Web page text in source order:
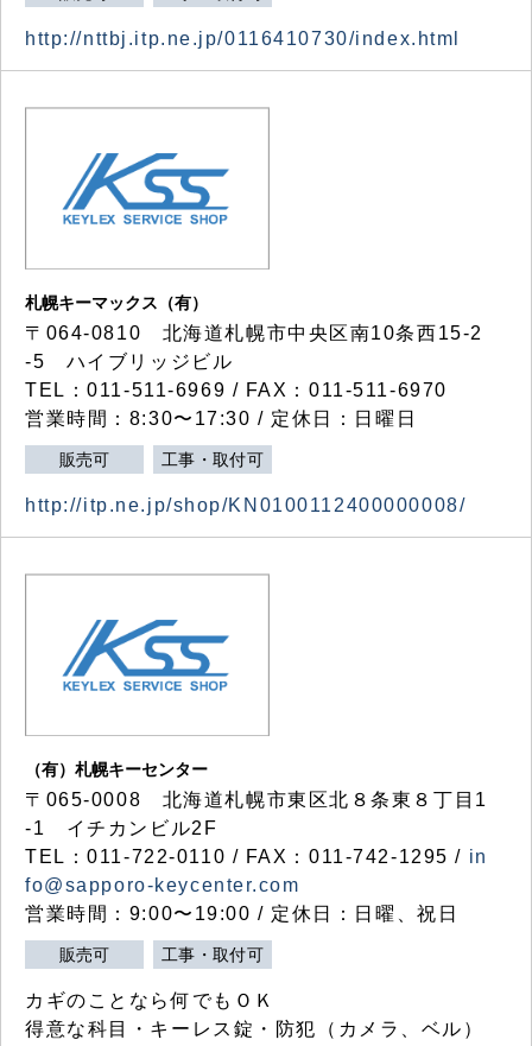
http://nttbj.itp.ne.jp/0116410730/index.html
札幌キーマックス（有）
〒064-0810 北海道札幌市中央区南10条西15-2
-5 ハイブリッジビル
TEL：011-511-6969 / FAX：011-511-6970
営業時間：8:30〜17:30 / 定休日：日曜日
販売可 工事・取付可
http://itp.ne.jp/shop/KN0100112400000008/
（有）札幌キーセンター
〒065-0008 北海道札幌市東区北８条東８丁目1
-1 イチカンビル2F
TEL：011-722-0110 / FAX：011-742-1295 / in
fo@sapporo-keycenter.com
営業時間：9:00〜19:00 / 定休日：日曜、祝日
販売可 工事・取付可
カギのことなら何でもＯＫ
得意な科目・キーレス錠・防犯（カメラ、ベル）